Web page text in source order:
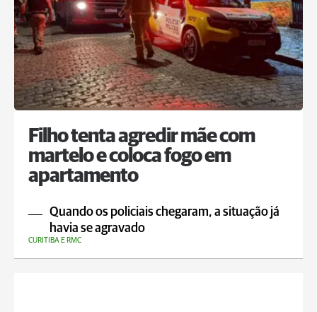
Filho tenta agredir mãe com
martelo e coloca fogo em
apartamento
Quando os policiais chegaram, a situação já
havia se agravado
CURITIBA E RMC